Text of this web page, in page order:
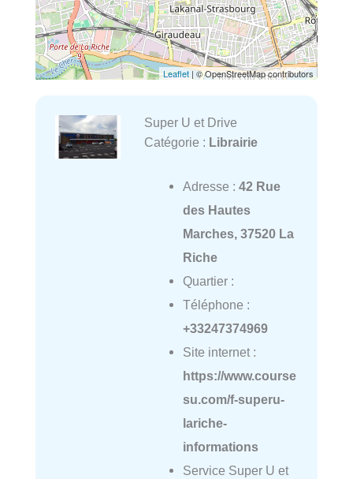
Leaflet| © OpenStreetMap contributors
Super U et Drive
Catégorie : Librairie
Adresse : 42 Rue
des Hautes
Marches, 37520 La
Riche
Quartier :
Téléphone :
+33247374969
Site internet :
https://www.course
su.com/f-superu-
lariche-
informations
Service Super U et